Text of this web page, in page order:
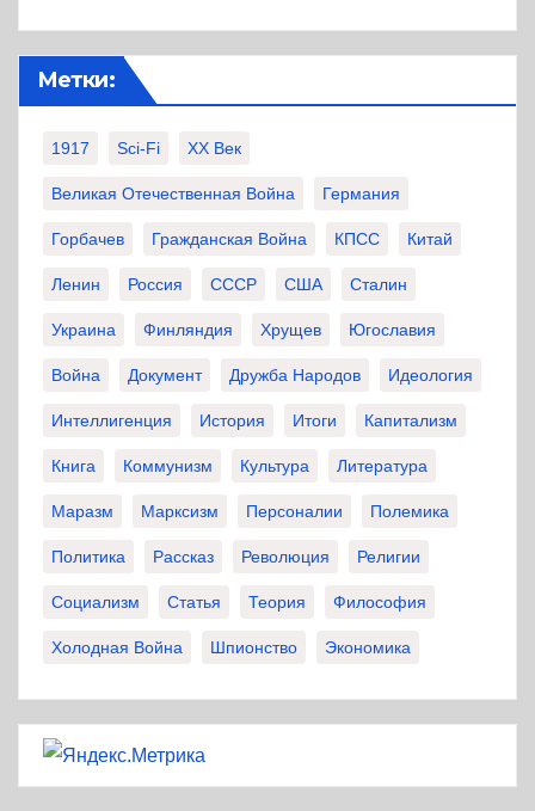
Метки:
1917 Sci-Fi XX Век
Великая Отечественная Война Германия
Горбачев Гражданская Война КПСС Китай
Ленин Россия СССР США Сталин
Украина Финляндия Хрущев Югославия
Война Документ Дружба Народов Идеология
Интеллигенция История Итоги Капитализм
Книга Коммунизм Культура Литература
Маразм Марксизм Персоналии Полемика
Политика Рассказ Революция Религии
Социализм Статья Теория Философия
Холодная Война Шпионство Экономика